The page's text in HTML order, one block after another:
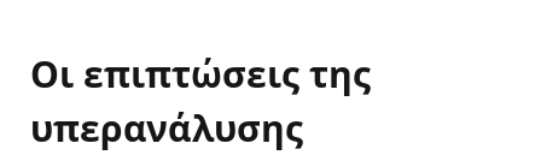
Οι επιπτώσεις της
υπερανάλυσης